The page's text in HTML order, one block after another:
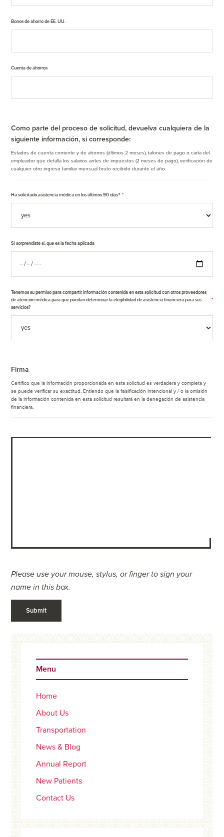
Bonos de ahorro de EE. UU.
Cuenta de ahorros
Como parte del proceso de solicitud, devuelva cualquiera de la
siguiente información, si corresponde:
Estados de cuenta corriente y de ahorros (últimos 2 meses), talones de pago o carta del
empleador que detalla los salarios antes de impuestos (2 meses de pago), verificación de
cualquier otro ingreso familiar mensual bruto recibido durante el año.
Ha solicitado asistencia médica en los últimos 90 días? *
Si sorprendiste si, que es la fecha aplicada
Tenemos su permiso para compartir información contenida en esta solicitud con otros proveedores
de atención médica para que puedan determinar la elegibilidad de asistencia financiera para sus
servicios?
*
Firma
Certifico que la información proporcionada en esta solicitud es verdadera y completa y
se puede verificar su exactitud. Entiendo que la falsificación intencional y / o la omisión
de la información contenida en esta solicitud resultará en la denegación de asistencia
financiera.
Please use your mouse, stylus, or finger to sign your
name in this box.
Submit
Sidebar
Menu
Home
About Us
Transportation
News & Blog
Annual Report
New Patients
Contact Us